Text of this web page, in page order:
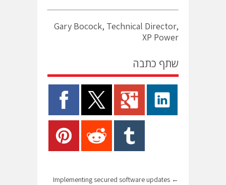
Gary Bocock, Technical Director,
XP Power
שתף כתבה
←
Implementing secured software updates